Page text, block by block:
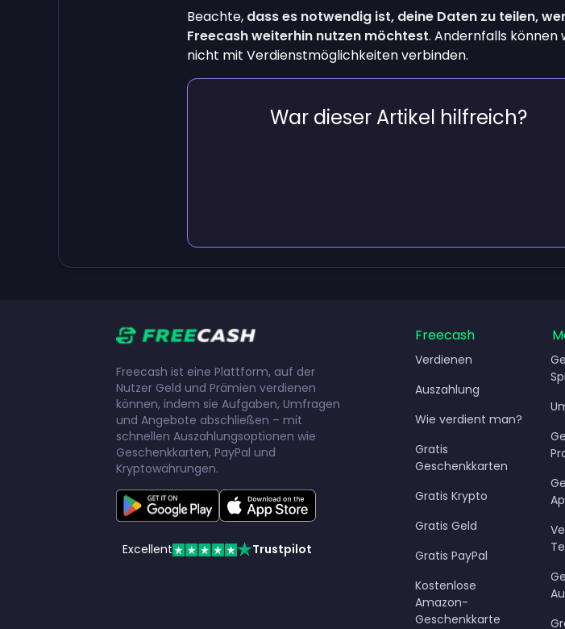
Beachte, dass es notwendig ist, deine Daten zu teilen,
Freecash weiterhin nutzen möchtest. Andernfalls können
nicht mit Verdienstmöglichkeiten verbinden.
War dieser Artikel hilfreich?
Freecash ist eine Plattform, auf der
Nutzer Geld und Prämien verdienen
können, indem sie Aufgaben, Umfragen
und Angebote abschließen – mit
schnellen Auszahlungsoptionen wie
Geschenkkarten, PayPal und
Kryptowährungen.
Excellent Trustpilot
Freecash
Verdienen
Auszahlung
Wie verdient man?
Gratis
Geschenkkarten
Gratis Krypto
Gratis Geld
Gratis PayPal
Kostenlose
Amazon-
Geschenkkarte